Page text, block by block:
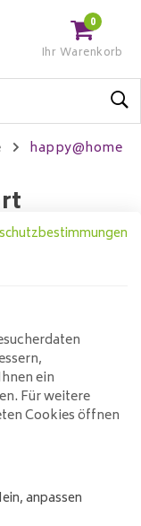
0
Ihr Warenkorb
happy@home
ein
Für weitere
Cookies öffnen
anpassen